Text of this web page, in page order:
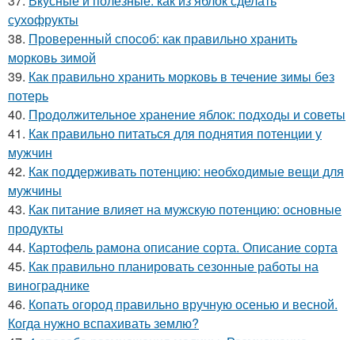
сухофрукты
38. Проверенный способ: как правильно хранить
морковь зимой
39. Как правильно хранить морковь в течение зимы без
потерь
40. Продолжительное хранение яблок: подходы и советы
41. Как правильно питаться для поднятия потенции у
мужчин
42. Как поддерживать потенцию: необходимые вещи для
мужчины
43. Как питание влияет на мужскую потенцию: основные
продукты
44. Картофель рамона описание сорта. Описание сорта
45. Как правильно планировать сезонные работы на
винограднике
46. Копать огород правильно вручную осенью и весной.
Когда нужно вспахивать землю?